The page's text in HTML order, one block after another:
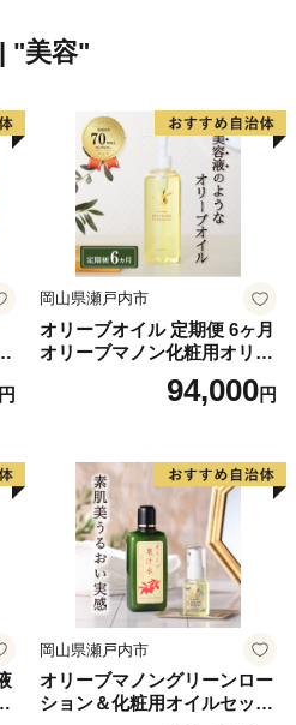
」の山野が燃えるようにも見
の地で古より受け継がれてき
い。
った瀬戸内市に是非一度お越
"美容"
岡山県瀬戸内市
オリーブオイル 定期便 6ヶ月
オリーブマノン化粧用オリー
ブオイル 200ml オリーブ オ
イル 美容 スキンケア 化粧用
94,000円
岡山県瀬戸内市
オリーブマノングリーンロー
ション＆化粧用オイルセット